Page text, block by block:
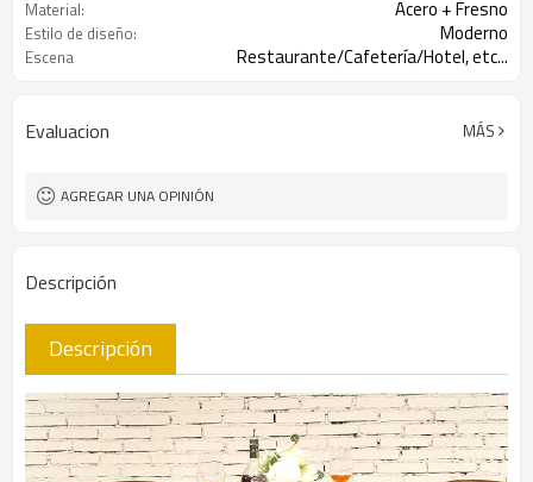
Material: Acero + Fresno
Estilo de diseño: Moderno
Escena Restaurante/Cafetería/Hotel, etc...
Evaluacion MÁS
AGREGAR UNA OPINIÓN
Descripción
Descripción